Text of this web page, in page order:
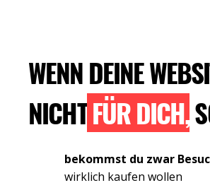
WENN DEINE
NICHTFÜR DICH,
bekommst du zwar
wirklich kaufen wollen